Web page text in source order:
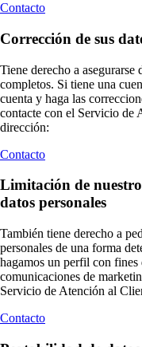
Contacto
Corrección de sus
Tiene derecho a asegurarse
completos. Si tiene una
cuenta y haga las
contacte con el Servicio de
dirección:
Contacto
Limitación de
datos personales
También tiene derecho a
personales de una forma
hagamos un perfil con
comunicaciones de
Servicio de Atención al
Contacto